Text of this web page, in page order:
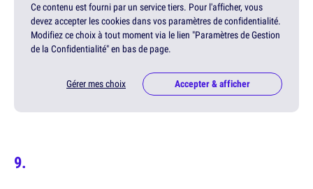
Ce contenu est fourni par un service tiers. Pour l'afficher, vous
devez accepter les cookies dans vos paramètres de confidentialité.
Modifiez ce choix à tout moment via le lien "Paramètres de Gestion
de la Confidentialité" en bas de page.
Gérer mes choix Accepter & afficher